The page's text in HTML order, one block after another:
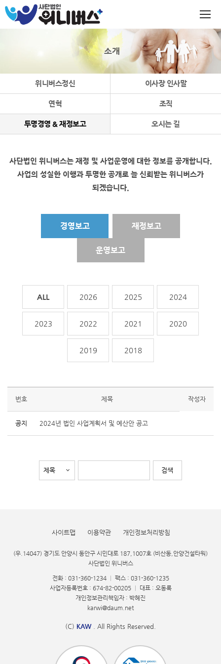
소개
위니버스정신 이사장 인사말
연혁 조직
투명경영 & 재정보고 오시는 길
사단법인 위니버스는 재정 및 사업운영에 대한 정보를 공개합니다.
사업의 성실한 이행과 투명한 공개로 늘 신뢰받는 위니버스가
되겠습니다.
경영보고 재정보고
운영보고
전체 2026 2025 2024
2023 2022 2021 2020
2019 2018
번호 제목 작성자
공지 2024년 법인 사업계획서 및 예산안 공고
사이트맵 이용약관 개인정보처리방침
(우.14047) 경기도 안양시 동안구 시민대로 187,1007호 (비산동,안양건설타워)
사단법인 위니버스
전화 : 031-360-1234
팩스 : 031-360-1235
사업자등록번호 : 674-82-00205
대표 : 오동록
개인정보관리책임자 : 박혜진
karwi@daum.net
(C) KAW . All Rights Reserved.